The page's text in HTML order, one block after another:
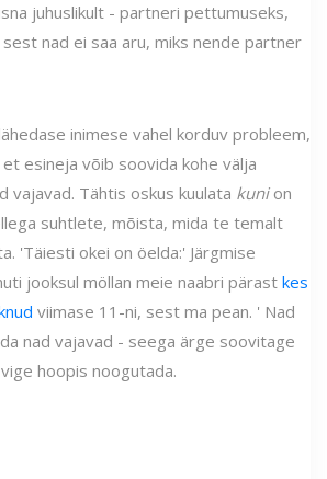
juhuslikult - partneri pettumuseks,
nad ei saa aru, miks nende partner
inimese vahel korduv probleem,
esineja võib soovida kohe välja
vajavad. Tähtis oskus kuulata kunion
suhtlete, mõista, mida te temalt
'Täiesti okei on öelda:' Järgmise
jooksul möllan meie naabri pärast kes
viimase 11-ni, sest ma pean. ' Nad
nad vajavad - seega ärge soovitage
hoopis noogutada.